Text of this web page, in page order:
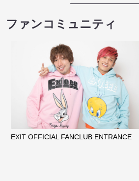
ファンコミュニティ
EXIT OFFICIAL FANCLUB ENTRANCE